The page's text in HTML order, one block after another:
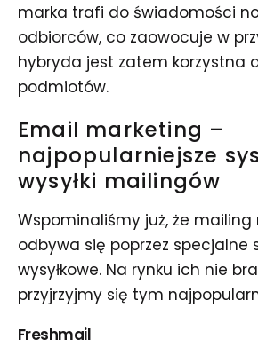
marka trafi do świadomości
odbiorców, co zaowocuje w
hybryda jest zatem korzystna
podmiotów.
Email marketing –
najpopularniejsze
wysyłki mailingów
Wspominaliśmy już, że mailing
odbywa się poprzez specjalne
wysyłkowe. Na rynku ich nie
przyjrzyjmy się tym
Freshmail